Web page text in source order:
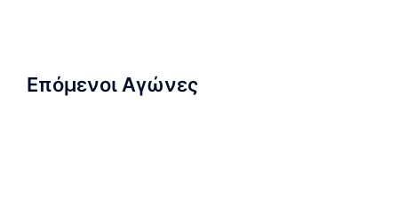
Επόμενοι Αγώνες